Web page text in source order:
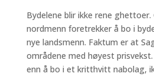
Bydelene blir ikke rene
nordmenn foretrekker å bo i
nye landsmenn. Faktum er at
områdene med høyest
enn å bo i et kritthvitt nabolag,